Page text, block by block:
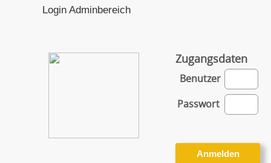
Login Adminbereich
Zugangsdaten
Benutzer
Passwort